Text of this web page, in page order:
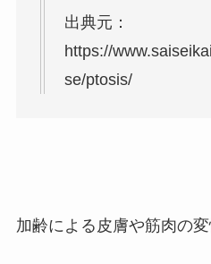
出典元：
https://
se/ptosis/
加齢による皮膚や筋肉の変